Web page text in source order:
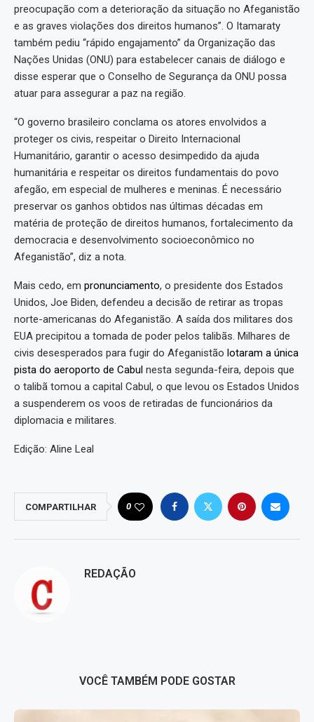
preocupação com a deterioração da situação no Afeganistão
e as graves violações dos direitos humanos”. O Itamaraty
também pediu “rápido engajamento” da Organização das
Nações Unidas (ONU) para estabelecer canais de diálogo e
disse esperar que o Conselho de Segurança da ONU possa
atuar para assegurar a paz na região.
“O governo brasileiro conclama os atores envolvidos a
proteger os civis, respeitar o Direito Internacional
Humanitário, garantir o acesso desimpedido da ajuda
humanitária e respeitar os direitos fundamentais do povo
afegão, em especial de mulheres e meninas. É necessário
preservar os ganhos obtidos nas últimas décadas em
matéria de proteção de direitos humanos, fortalecimento da
democracia e desenvolvimento socioeconômico no
Afeganistão”, diz a nota.
Mais cedo, em pronunciamento, o presidente dos Estados
Unidos, Joe Biden, defendeu a decisão de retirar as tropas
norte-americanas do Afeganistão. A saída dos militares dos
EUA precipitou a tomada de poder pelos talibãs. Milhares de
civis desesperados para fugir do Afeganistão lotaram a única
pista do aeroporto de Cabul nesta segunda-feira, depois que
o talibã tomou a capital Cabul, o que levou os Estados Unidos
a suspenderem os voos de retiradas de funcionários da
diplomacia e militares.
Edição: Aline Leal
COMPARTILHAR 0
REDAÇÃO
VOCÊ TAMBÉM PODE GOSTAR